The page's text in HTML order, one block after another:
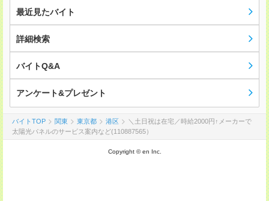
最近見たバイト
詳細検索
バイトQ&A
アンケート&プレゼント
バイトTOP 関東 東京都 港区
＼土日祝は在宅／時給2000円↑メーカーで
太陽光パネルのサービス案内など(110887565）
Copyright © en Inc.